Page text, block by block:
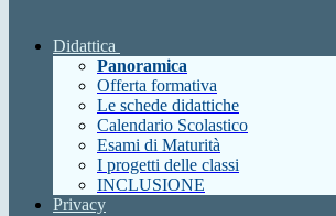
Didattica
Panoramica
Offerta formativa
Le schede didattiche
Calendario Scolastico
Esami di Maturità
I progetti delle classi
INCLUSIONE
Privacy